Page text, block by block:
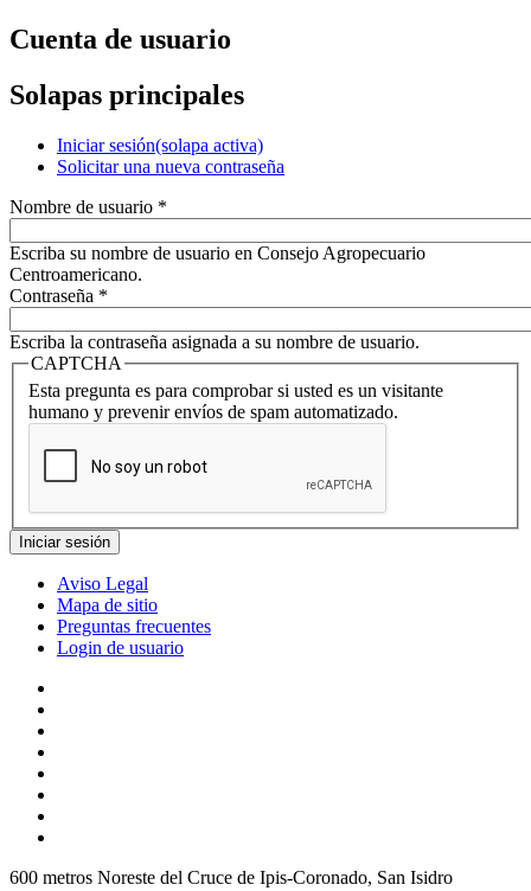
Cuenta de usuario
Solapas principales
Iniciar sesión(solapa activa)
Solicitar una nueva contraseña
Nombre de usuario *
Escriba su nombre de usuario en Consejo Agropecuario
Centroamericano.
Contraseña *
Escriba la contraseña asignada a su nombre de usuario.
CAPTCHA
Esta pregunta es para comprobar si usted es un visitante
humano y prevenir envíos de spam automatizado.
Aviso Legal
Mapa de sitio
Preguntas frecuentes
Login de usuario
600 metros Noreste del Cruce de Ipis-Coronado, San Isidro